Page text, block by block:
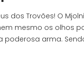
dos Trovões! O
mesmo os olhos
arma.
ajuda em todo o
Estados